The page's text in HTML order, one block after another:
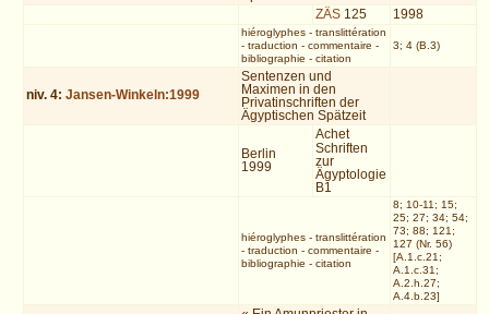
ZÄS 125 1998
hiéroglyphes- translittération
- traduction - commentaire -
bibliographie - citation
3; 4 (B.3)
niv. 4:Jansen-Winkeln:1999
Sentenzen und
Maximen in den
Privatinschriften der
Ägyptischen Spätzeit
Berlin
1999
Achet
Schriften
zur
Ägyptologie
B1
hiéroglyphes- translittération
- traduction - commentaire -
bibliographie - citation
8; 10-11; 15;
25; 27; 34; 54;
73; 88; 121;
127 (Nr. 56)
[A.1.c.21;
A.1.c.31;
A.2.h.27;
A.4.b.23]